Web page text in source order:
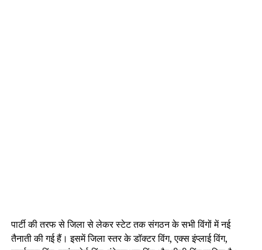
पार्टी की तरफ से जिला से लेकर स्टेट तक संगठन के सभी विंगों में नई
तैनाती की गई हैं। इसमें जिला स्तर के डॉक्टर विंग, एक्स इंप्लाई विंग,